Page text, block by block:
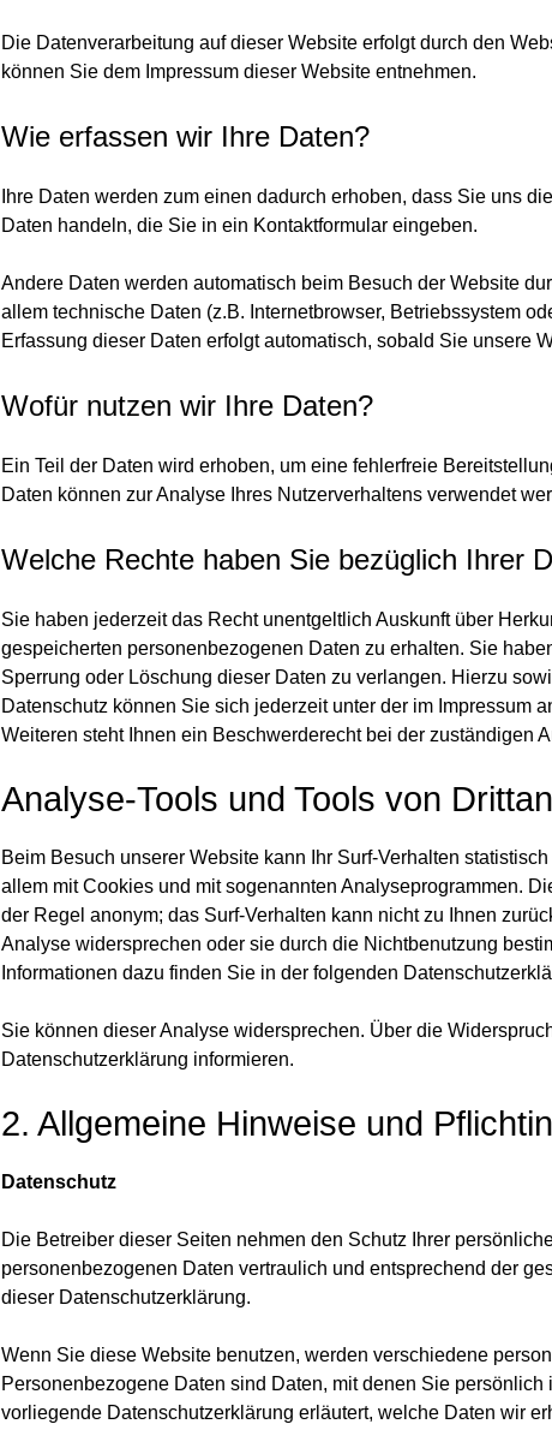
Die Datenverarbeitung auf dieser Website erfolgt durch den
können Sie dem Impressum dieser Website entnehmen.
Wie erfassen wir Ihre Daten?
Ihre Daten werden zum einen dadurch erhoben, dass Sie uns
Daten handeln, die Sie in ein Kontaktformular eingeben.
Andere Daten werden automatisch beim Besuch der Website
allem technische Daten (z.B. Internetbrowser, Betriebssystem
Erfassung dieser Daten erfolgt automatisch, sobald Sie unsere
Wofür nutzen wir Ihre Daten?
Ein Teil der Daten wird erhoben, um eine fehlerfreie
Daten können zur Analyse Ihres Nutzerverhaltens verwendet
Welche Rechte haben Sie bezüglich Ihrer
Sie haben jederzeit das Recht unentgeltlich Auskunft über
gespeicherten personenbezogenen Daten zu erhalten. Sie
Sperrung oder Löschung dieser Daten zu verlangen. Hierzu
Datenschutz können Sie sich jederzeit unter der im Impressum
Weiteren steht Ihnen ein Beschwerderecht bei der zuständigen
Analyse-Tools und Tools von
Beim Besuch unserer Website kann Ihr Surf-Verhalten
allem mit Cookies und mit sogenannten Analyseprogrammen.
der Regel anonym; das Surf-Verhalten kann nicht zu Ihnen
Analyse widersprechen oder sie durch die Nichtbenutzung
Informationen dazu finden Sie in der folgenden
Sie können dieser Analyse widersprechen. Über die
Datenschutzerklärung informieren.
2. Allgemeine Hinweise und
Datenschutz
Die Betreiber dieser Seiten nehmen den Schutz Ihrer
personenbezogenen Daten vertraulich und entsprechend der
dieser Datenschutzerklärung.
Wenn Sie diese Website benutzen, werden verschiedene
Personenbezogene Daten sind Daten, mit denen Sie
vorliegende Datenschutzerklärung erläutert, welche Daten wir